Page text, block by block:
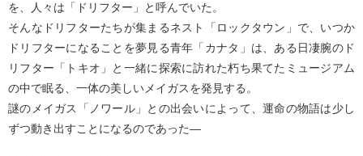
を、人々は「ドリフター」と呼んでいた。
そんなドリフターたちが集まるネスト「ロックタウン」で、いつか
ドリフターになることを夢見る青年「カナタ」は、ある日凄腕のド
リフター「トキオ」と一緒に探索に訪れた朽ち果てたミュージアム
の中で眠る、一体の美しいメイガスを発見する。
謎のメイガス「ノワール」との出会いによって、運命の物語は少し
ずつ動き出すことになるのであった―